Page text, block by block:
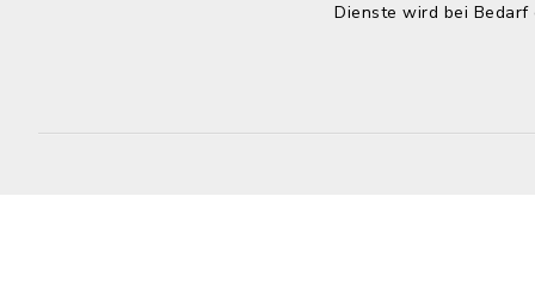
Dienste wird bei
Freitag: